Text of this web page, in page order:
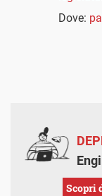
Dove:
Scopri